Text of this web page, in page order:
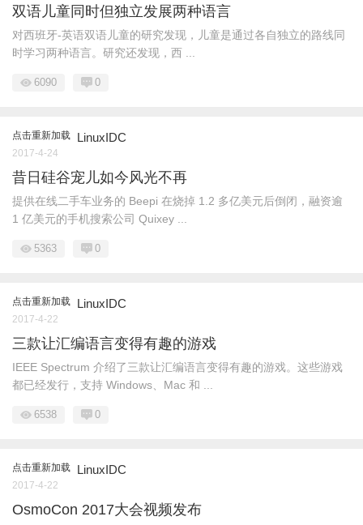
双语儿童同时但独立发展两种语言
对西班牙-英语双语儿童的研究发现，儿童是通过各自独立的路线同
时学习两种语言。研究还发现，西 ...
6090 0
点击重新加载 LinuxIDC
2017-4-24
昔日硅谷宠儿如今风光不再
提供在线二手车业务的 Beepi 在烧掉 1.2 多亿美元后倒闭，融资逾
1 亿美元的手机搜索公司 Quixey ...
5363 0
点击重新加载 LinuxIDC
2017-4-22
三款让汇编语言变得有趣的游戏
IEEE Spectrum 介绍了三款让汇编语言变得有趣的游戏。这些游戏
都已经发行，支持 Windows、Mac 和 ...
6538 0
点击重新加载 LinuxIDC
2017-4-22
OsmoCon 2017大会视频发布